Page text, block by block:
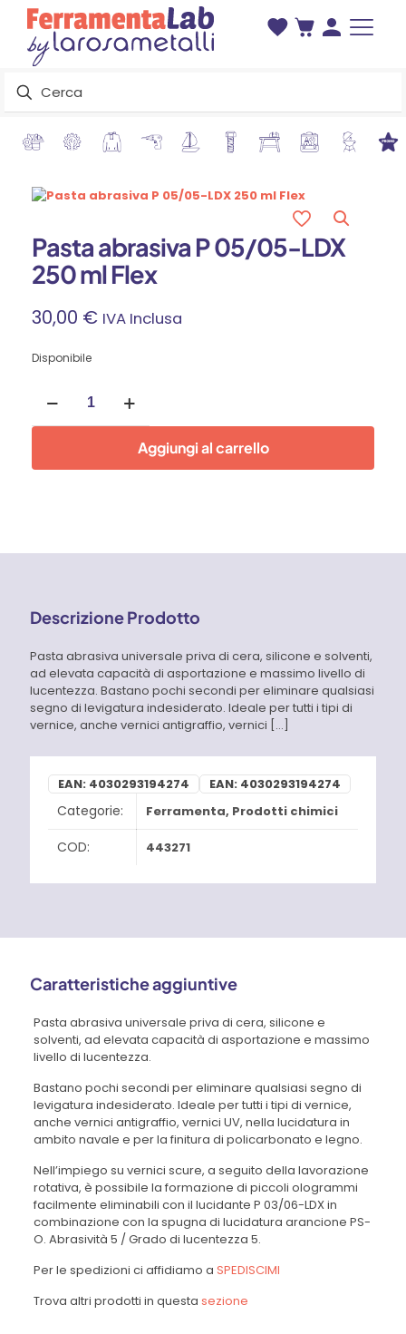
Pasta abrasiva P 05/05-LDX
250 ml Flex
30,00 € IVA Inclusa
Disponibile
abrasiva
P
250
Aggiungi al carrello
Descrizione Prodotto
Pasta abrasiva universale priva di cera, silicone e solventi,
ad elevata capacità di asportazione e massimo livello di
lucentezza. Bastano pochi secondi per eliminare qualsiasi
segno di levigatura indesiderato. Ideale per tutti i tipi di
vernice, anche vernici antigraffio, vernici […]
EAN: 4030293194274 EAN: 4030293194274
Categorie: Ferramenta, Prodotti chimici
COD: 443271
Caratteristiche aggiuntive
Pasta abrasiva universale priva di cera, silicone e
solventi, ad elevata capacità di asportazione e massimo
livello di lucentezza.
Bastano pochi secondi per eliminare qualsiasi segno di
levigatura indesiderato. Ideale per tutti i tipi di vernice,
anche vernici antigraffio, vernici UV, nella lucidatura in
ambito navale e per la finitura di policarbonato e legno.
Nell’impiego su vernici scure, a seguito della lavorazione
rotativa, è possibile la formazione di piccoli ologrammi
facilmente eliminabili con il lucidante P 03/06-LDX in
combinazione con la spugna di lucidatura arancione PS-
O. Abrasività 5 / Grado di lucentezza 5.
Per le spedizioni ci affidiamo a SPEDISCIMI
Trova altri prodotti in questa sezione